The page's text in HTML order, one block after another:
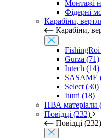
Монтажі
Фідерні
Карабіни,
Карабіни,
Gurza (71)
Intech (14)
SASAME
Select (30)
Інші (18)
ПВА матеріали
Повідці (232)
Повідці (232)